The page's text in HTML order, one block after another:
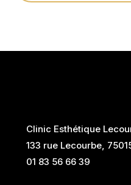
Clinic Esthétique
133 rue Lecourbe,
01 83 56 66 39